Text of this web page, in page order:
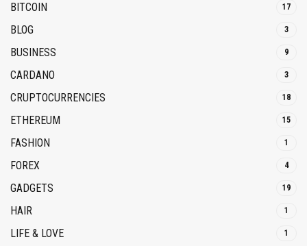
BITCOIN 17
BLOG 3
BUSINESS 9
CARDANO 3
CRUPTOCURRENCIES 18
ETHEREUM 15
FASHION 1
FOREX 4
GADGETS 19
HAIR 1
LIFE & LOVE 1